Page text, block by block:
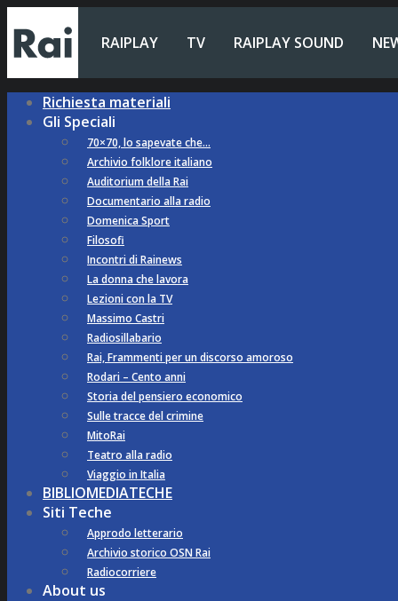
RAIPLAY TV RAIPLAY SOUND
Richiesta materiali
Gli Speciali
70×70, lo sapevate che…
Archivio folklore italiano
Auditorium della Rai
Documentario alla radio
Domenica Sport
Filosofi
Incontri di Rainews
La donna che lavora
Lezioni con la TV
Massimo Castri
Radiosillabario
Rai, Frammenti per un discorso amoroso
Rodari – Cento anni
Storia del pensiero economico
Sulle tracce del crimine
MitoRai
Teatro alla radio
Viaggio in Italia
BIBLIOMEDIATECHE
Siti Teche
Approdo letterario
Archivio storico OSN Rai
Radiocorriere
About us